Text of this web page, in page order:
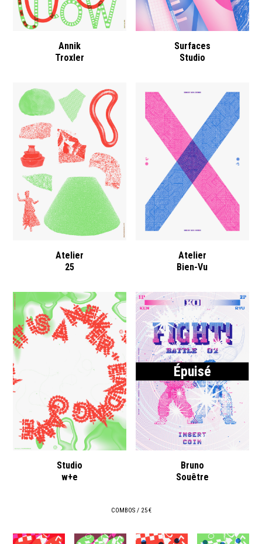
Annik
Troxler
Surfaces
Studio
Atelier
25
Atelier
Bien-Vu
Studio
w+e
Épuisé
Bruno
Souêtre
COMBOS / 25 €